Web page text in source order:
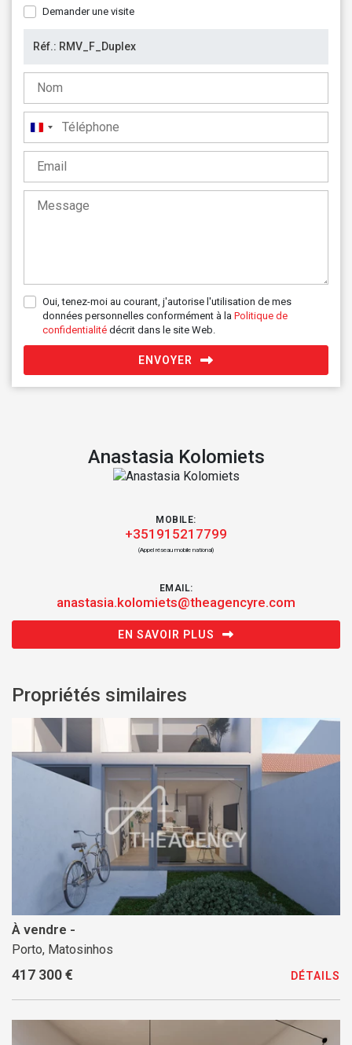
Demander une visite
France
+33
Oui, tenez-moi au courant, j'autorise l'utilisation de mes
données personnelles conformément à la Politique de
confidentialité décrit dans le site Web.
ENVOYER
Anastasia Kolomiets
MOBILE:
+351915217799
(Appel réseau mobile national)
EMAIL:
anastasia.kolomiets@theagencyre.com
EN SAVOIR PLUS
Propriétés similaires
À vendre -
Porto, Matosinhos
417 300 € DÉTAILS